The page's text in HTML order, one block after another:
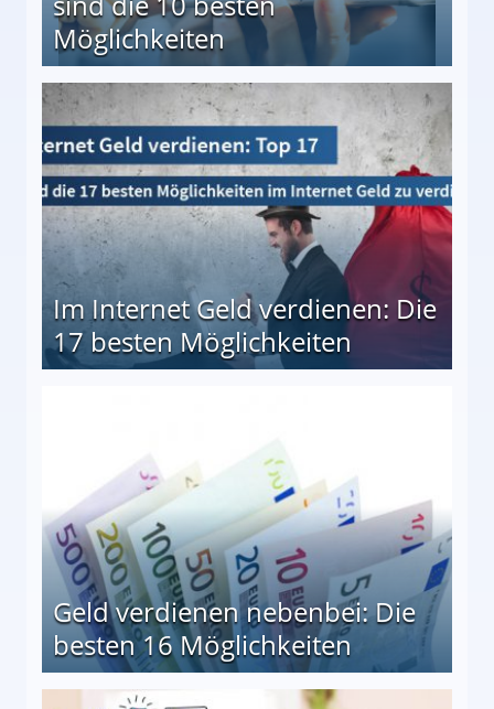
Möglichkeiten
besten Möglichkeiten
Im Internet Geld verdienen: Die
17 besten Möglichkeiten
Geld verdienen nebenbei: Die
besten 16 Möglichkeiten